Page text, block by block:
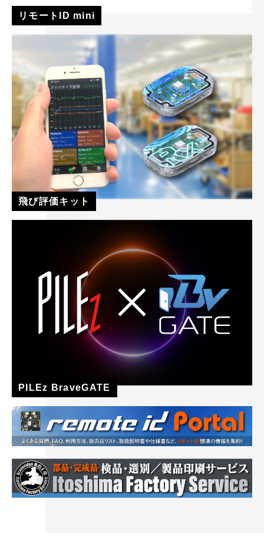
リモートID mini
飛び評価キット
PILEz BraveGATE